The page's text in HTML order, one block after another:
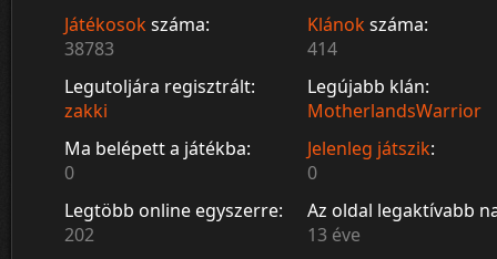
Játékosokszáma:
38783
Klánokszáma:
414
Legutoljára regisztrált:
zakki
Legújabb klán:
MotherlandsWarrior
Ma belépett a játékba:
0
Jelenleg játszik:
0
Legtöbb online egyszerre:
202
Az oldal legaktívabb
13 éve